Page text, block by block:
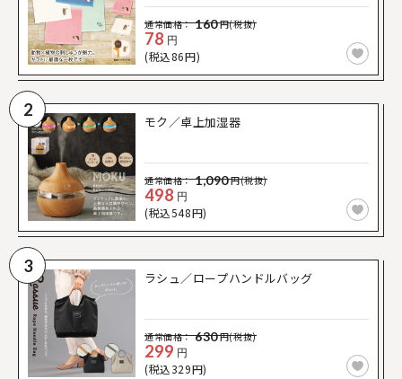
通常価格： 160円(税抜)
78 円
(税込86円)
2
モク／卓上加湿器
通常価格： 1,090円(税抜)
498 円
(税込548円)
3
ラシュ／ロープハンドルバッグ
通常価格： 630円(税抜)
299 円
(税込329円)